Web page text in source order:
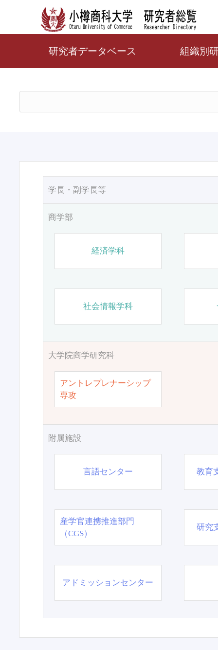
研究者データベース 組織別
学長・副学長等
商学部
経済学科
社会情報学科
大学院商学研究科
アントレプレナーシップ
専攻
附属施設
言語センター 教育
産学官連携推進部門
（CGS）
研究
アドミッションセンター